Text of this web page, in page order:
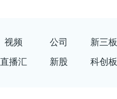
视频 公司 新三板
直播汇 新股 科创板